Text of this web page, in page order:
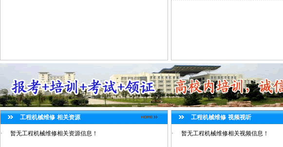
工程机械维修 相关资源
· 暂无工程机械维修相关资源信息！
工程机械维修 视频视听
· 暂无工程机械维修相关视频信息！